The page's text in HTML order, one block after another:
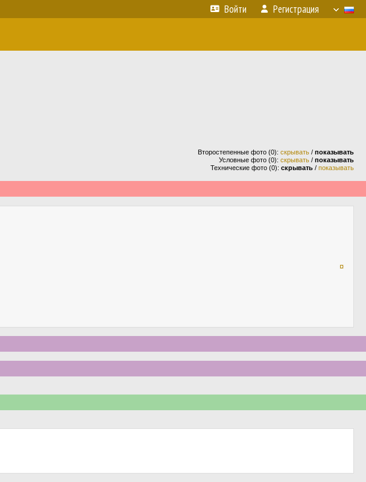
Войти Регистрация
Второстепенные фото (0): скрывать / показывать
Условные фото (0): скрывать / показывать
Технические фото (0): скрывать / показывать
¤